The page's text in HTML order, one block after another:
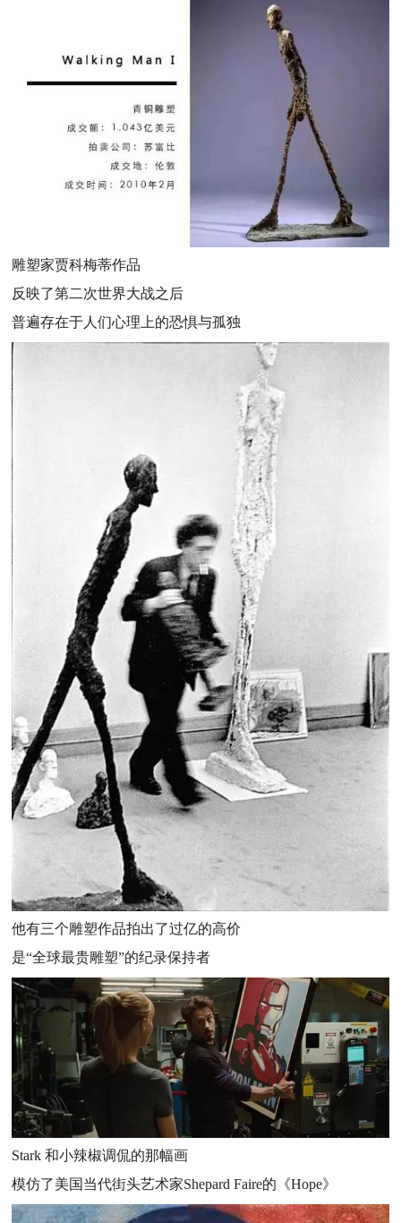
雕塑家贾科梅蒂作品
反映了第二次世界大战之后
普遍存在于人们心理上的恐惧与孤独
他有三个雕塑作品拍出了过亿的高价
是“全球最贵雕塑”的纪录保持者
Stark 和小辣椒调侃的那幅画
模仿了美国当代街头艺术家Shepard Faire的《Hope》